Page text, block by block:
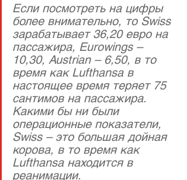
Если посмотреть на цифры
более внимательно, то Swiss
зарабатывает 36,20 евро на
пассажира, Eurowings –
10,30, Austrian – 6,50, в то
время как Lufthansa в
настоящее время теряет 75
сантимов на пассажира.
Какими бы ни были
операционные показатели,
Swiss – это большая дойная
корова, в то время как
Lufthansa находится в
реанимации.